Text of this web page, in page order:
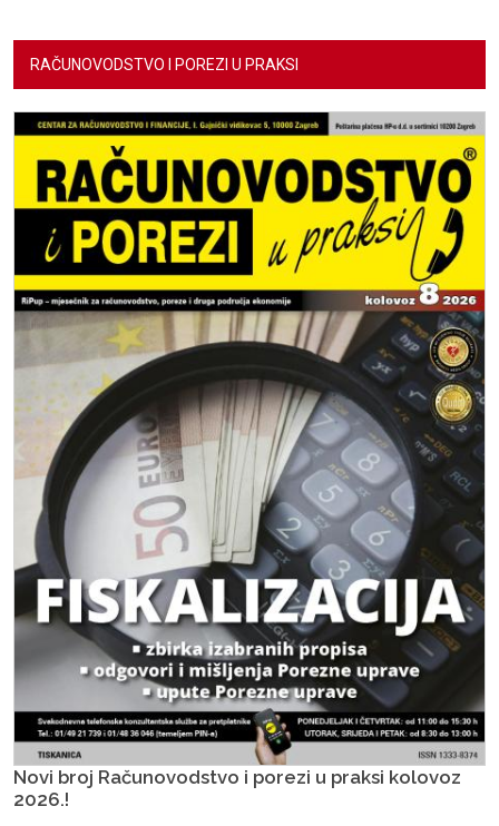
RAČUNOVODSTVO I POREZI U PRAKSI
Novi broj Računovodstvo i porezi u praksi kolovoz
2026.!